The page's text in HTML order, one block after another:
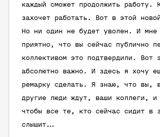
каждый сможет продолжить работу.
захочет работать. Вот в этой
Но ни один не будет уволен. И мне
приятно, что вы сейчас публично
коллективом это подтвердили. Вот
абсолютно важно. И здесь я хочу
ремарку сделать. Я знаю, что вы,
другие люди ждут, ваши коллеги,
чтобы все те, кто сейчас сидит в
слышит…